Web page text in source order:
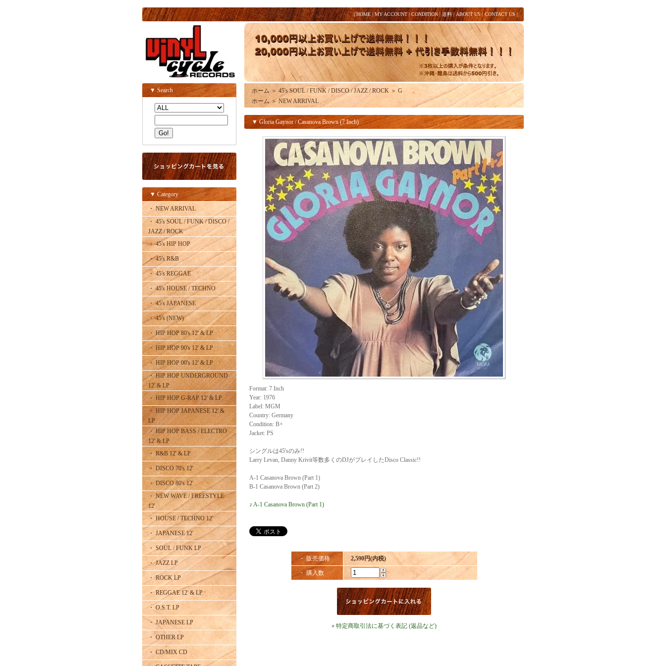
|HOME|MY ACCOUNT |CONDITION |送料| ABOUT US |CONTACT US |
▼ Search
▼ Category
・ NEW ARRIVAL
・ 45's SOUL / FUNK / DISCO /
JAZZ / ROCK
・ 45's HIP HOP
・ 45's R&B
・ 45's REGGAE
・ 45's HOUSE / TECHNO
・ 45's JAPANESE
・ 45's (NEW)
・ HIP HOP 80's 12' & LP
・ HIP HOP 90's 12' & LP
・ HIP HOP 00's 12' & LP
・ HIP HOP UNDERGROUND
12' & LP
・ HIP HOP G-RAP 12' & LP
・ HIP HOP JAPANESE 12' &
LP
・ HIP HOP BASS / ELECTRO
12' & LP
・ R&B 12' & LP
・ DISCO 70's 12'
・ DISCO 80's 12'
・ NEW WAVE / FREESTYLE
12'
・ HOUSE / TECHNO 12'
・ JAPANESE 12'
・ SOUL / FUNK LP
・ JAZZ LP
・ ROCK LP
・ REGGAE 12' & LP
・ O.S.T. LP
・ JAPANESE LP
・ OTHER LP
・ CD/MIX CD
ホーム ＞ 45's SOUL / FUNK / DISCO / JAZZ / ROCK ＞ G
ホーム ＞ NEW ARRIVAL
▼ Gloria Gaynor / Casanova Brown (7 Inch)
Format: 7 Inch
Year: 1976
Label: MGM
Country: Germany
Condition: B+
Jacket: PS
シングルは45'sのみ!!
Larry Levan, Danny Krivit等数多くのDJがプレイしたDisco Classic!!
A-1 Casanova Brown (Part 1)
B-1 Casanova Brown (Part 2)
♪ A-1 Casanova Brown (Part 1)
・ 販売価格 2,590円(内税)
・ 購入数
» 特定商取引法に基づく表記 (返品など)